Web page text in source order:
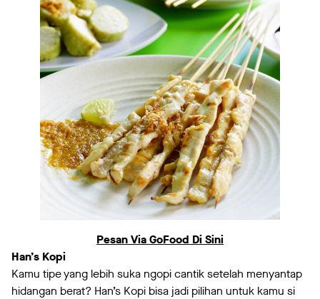
Pesan Via GoFood Di Sini
Han’s Kopi
Kamu tipe yang lebih suka ngopi cantik setelah menyantap
hidangan berat? Han’s Kopi bisa jadi pilihan untuk kamu si